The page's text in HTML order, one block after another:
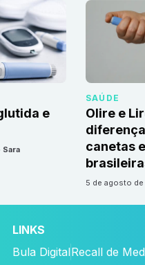
e
Sara
SAÚDE
Olire e
canetas
5 de agosto
LINKS
Bula DigitalRecall de